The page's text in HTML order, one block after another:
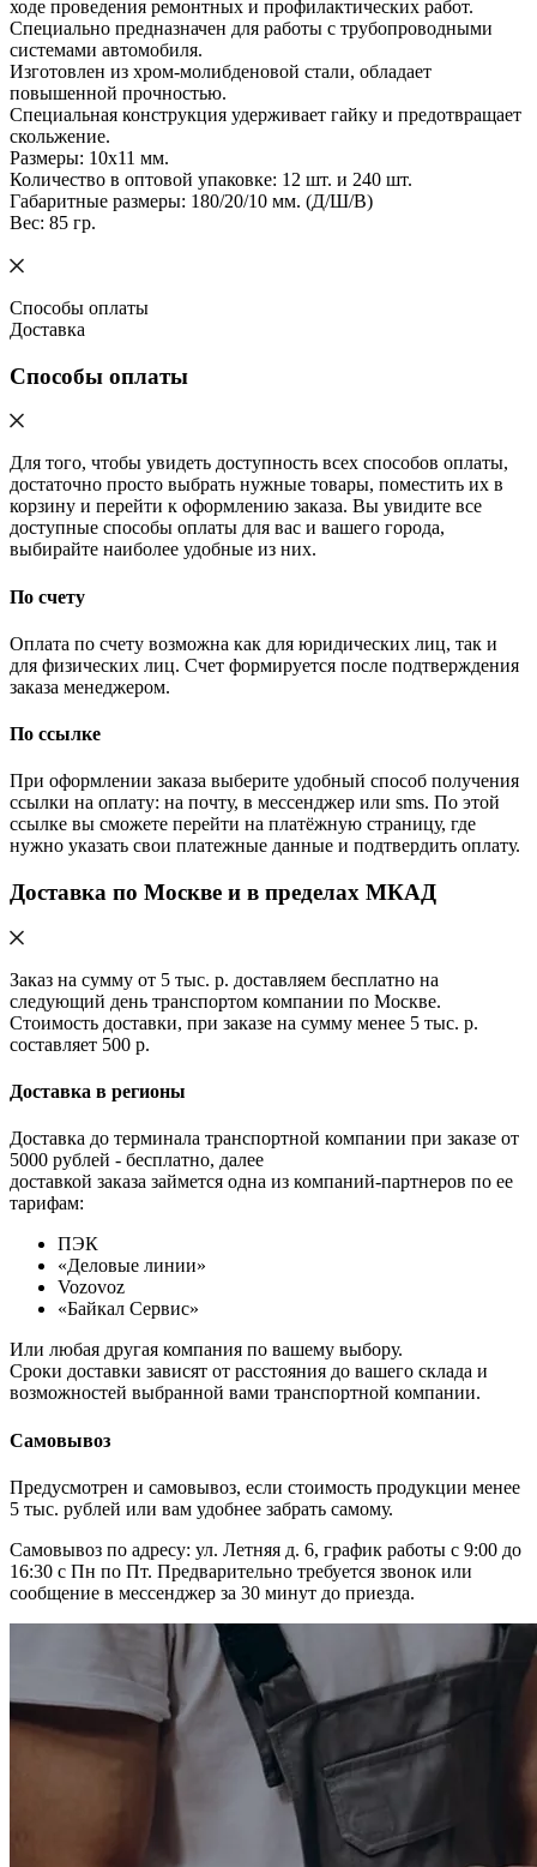
ходе проведения ремонтных и профилактических работ.
Специально предназначен для работы с трубопроводными
системами автомобиля.
Изготовлен из хром-молибденовой стали, обладает
повышенной прочностью.
Специальная конструкция удерживает гайку и предотвращает
скольжение.
Размеры: 10x11 мм.
Количество в оптовой упаковке: 12 шт. и 240 шт.
Габаритные размеры: 180/20/10 мм. (Д/Ш/В)
Вес: 85 гр.
Способы оплаты
Доставка
Способы оплаты
Для того, чтобы увидеть доступность всех способов оплаты,
достаточно просто выбрать нужные товары, поместить их в
корзину и перейти к оформлению заказа. Вы увидите все
доступные способы оплаты для вас и вашего города,
выбирайте наиболее удобные из них.
По счету
Оплата по счету возможна как для юридических лиц, так и
для физических лиц. Счет формируется после подтверждения
заказа менеджером.
По ссылке
При оформлении заказа выберите удобный способ получения
ссылки на оплату: на почту, в мессенджер или sms. По этой
ссылке вы сможете перейти на платёжную страницу, где
нужно указать свои платежные данные и подтвердить оплату.
Доставка по Москве и в пределах МКАД
Заказ на сумму от 5 тыс. р. доставляем бесплатно на
следующий день транспортом компании по Москве.
Стоимость доставки, при заказе на сумму менее 5 тыс. р.
составляет 500 р.
Доставка в регионы
Доставка до терминала транспортной компании при заказе от
5000 рублей - бесплатно, далее
доставкой заказа займется одна из компаний-партнеров по ее
тарифам:
ПЭК
«Деловые линии»
Vozovoz
«Байкал Сервис»
Или любая другая компания по вашему выбору.
Сроки доставки зависят от расстояния до вашего склада и
возможностей выбранной вами транспортной компании.
Самовывоз
Предусмотрен и самовывоз, если стоимость продукции менее
5 тыс. рублей или вам удобнее забрать самому.
Самовывоз по адресу: ул. Летняя д. 6, график работы с 9:00 до
16:30 с Пн по Пт. Предварительно требуется звонок или
сообщение в мессенджер за 30 минут до приезда.